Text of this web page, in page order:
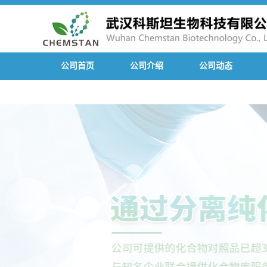
公司首页 公司介绍 公司动态